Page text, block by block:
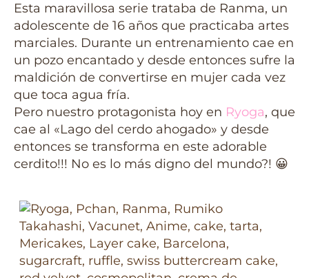
Esta maravillosa serie trataba de Ranma, un
adolescente de 16 años que practicaba artes
marciales. Durante un entrenamiento cae en
un pozo encantado y desde entonces sufre la
maldición de convertirse en mujer cada vez
que toca agua fría.
Pero nuestro protagonista hoy en Ryoga, que
cae al «Lago del cerdo ahogado» y desde
entonces se transforma en este adorable
cerdito!!! No es lo más digno del mundo?! 😀